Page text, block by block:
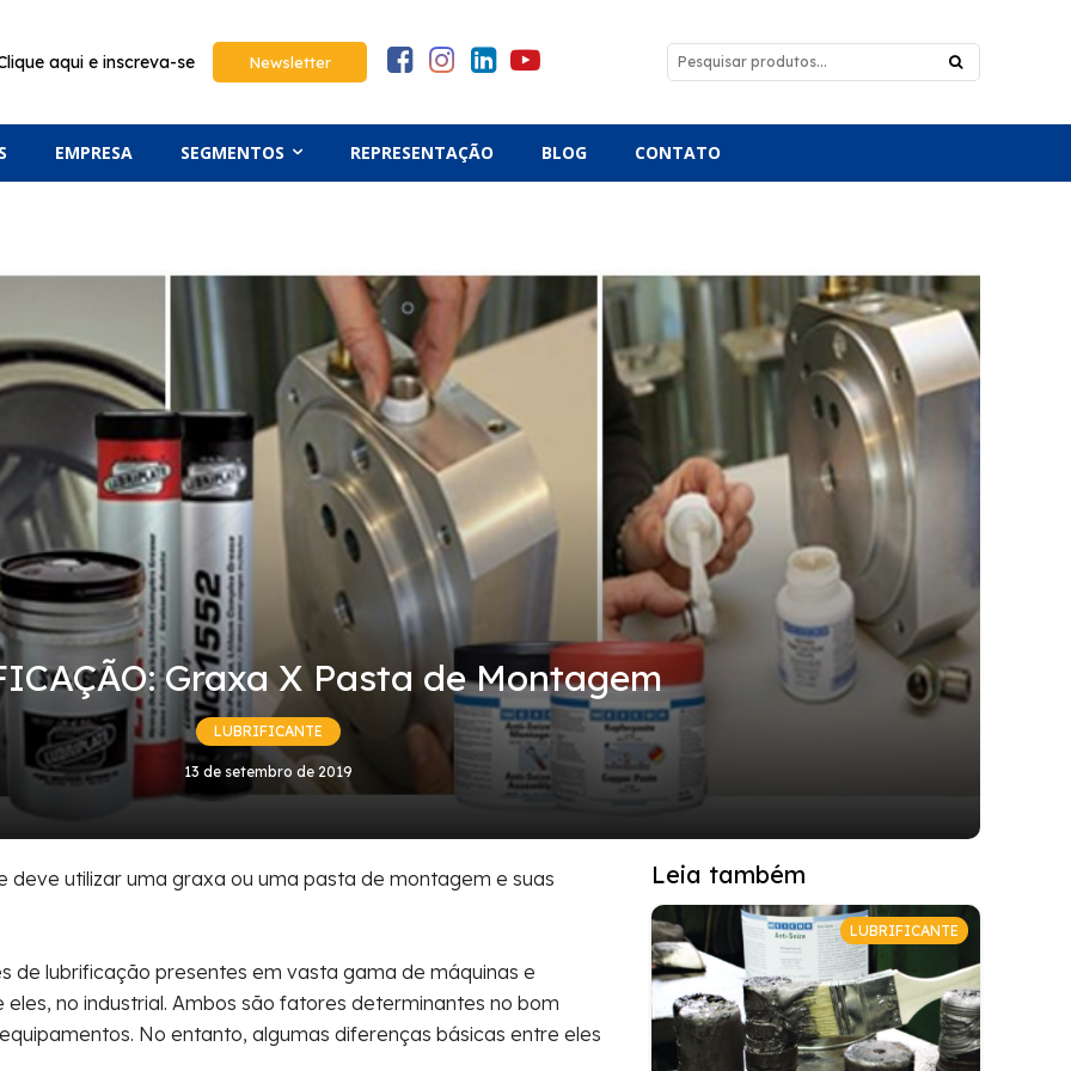
aqui e inscreva-se Newsletter
EMPRESA SEGMENTOS REPRESENTAÇÃO BLOG CONTATO
Graxa X Pasta de Montagem
LUBRIFICANTE
13 de setembro de 2019
deve utilizar uma graxa ou uma pasta de montagem e suas
de lubrificação presentes em vasta gama de máquinas e
no industrial. Ambos são fatores determinantes no bom
No entanto, algumas diferenças básicas entre eles
Leia também
LUBRIFICANTE